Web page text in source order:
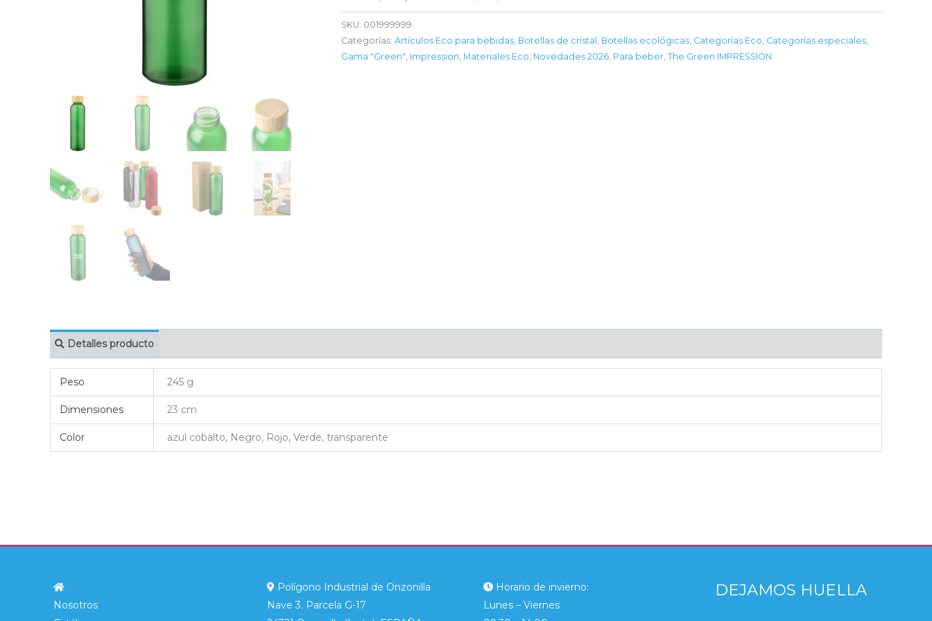
SKU: 001999999
Categorías: Artículos Eco para bebidas, Botellas de cristal , Botellas ecológicas, Categorías Eco, Categorías especiales,
Gama "Green", Impression, Materiales Eco, Novedades 2026, Para beber, The Green IMPRESSION
Detalles producto
Peso 245 g
Dimensiones 23 cm
Color azul cobalto, Negro, Rojo, Verde, transparente
Nosotros
Polígono Industrial de Onzonilla
Nave 3. Parcela G-17
Horario de invierno:
Lunes – Viernes
DEJAMOS HUELLA